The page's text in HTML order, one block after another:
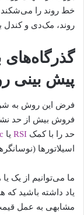
خط روند را می‌شکند.
روند، مک‌دی و کندل
پیش بینی
فرض این روش به
فروش بیش از حد
حد را با کمک RSI یا
اسیلاتورها
ما می‌توانیم از یک
یاد داشته باشید که
مشابهی به عمل